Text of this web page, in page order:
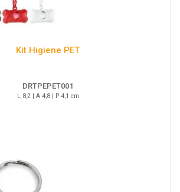
Kit Higiene PET
DRTPEPET001
L 8,2 | A 4,8 | P 4,1 cm